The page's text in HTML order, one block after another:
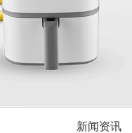
新闻资讯